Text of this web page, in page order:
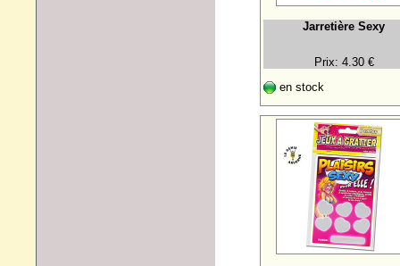
Jarretière Sexy
Prix: 4.30 €
en stock